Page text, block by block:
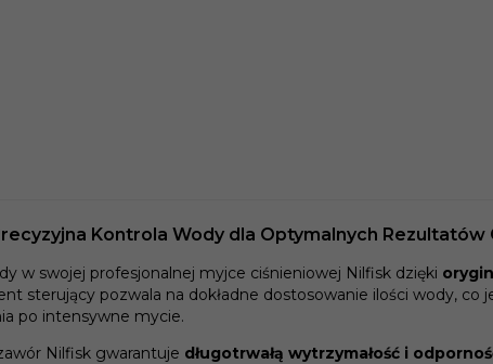
Kontrola Wody dla Optymalnych Rezultatów
w swojej profesjonalnej myjce ciśnieniowej Nilfisk dzięki
sterujący pozwala na dokładne dostosowanie ilości wody,
po intensywne mycie.
Nilfisk gwarantuje długotrwałą wytrzymałość i